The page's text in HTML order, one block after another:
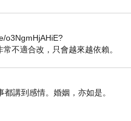
o3NgmHjAHiE?
不適合改，只會越來越依賴。
講到感情。婚姻，亦如是。